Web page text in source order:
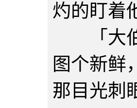
灼的盯着
「大伯
图个新鲜
那目光刺